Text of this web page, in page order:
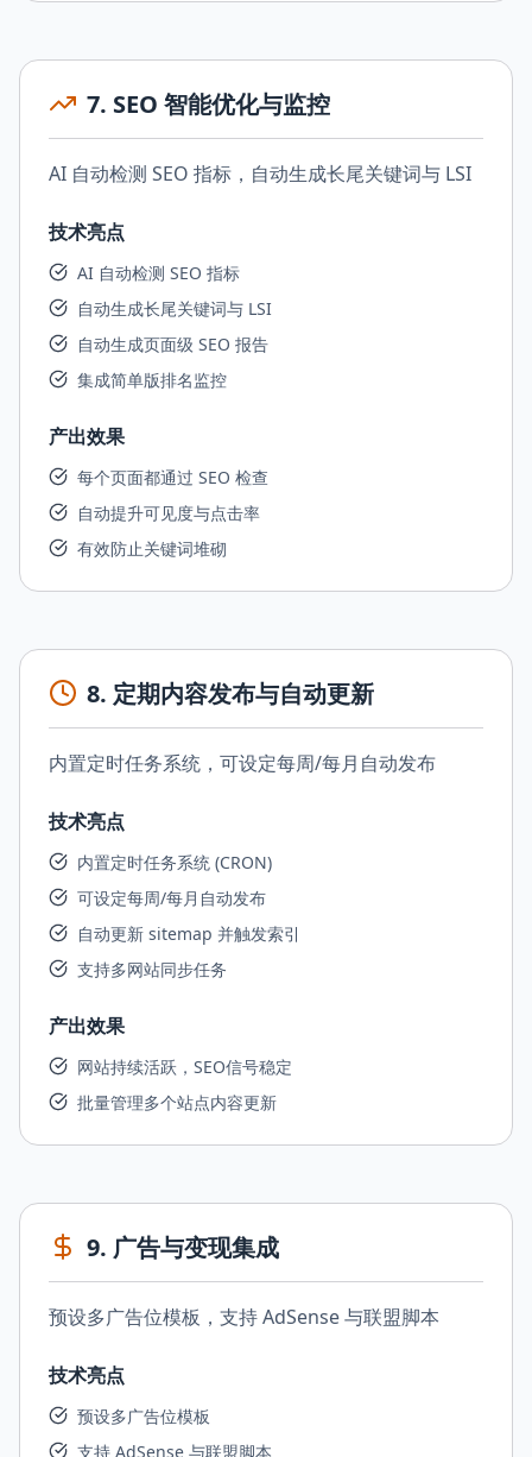
7. SEO 智能优化与监控
AI 自动检测 SEO 指标，自动生成长尾关键词与 LSI
技术亮点
AI 自动检测 SEO 指标
自动生成长尾关键词与 LSI
自动生成页面级 SEO 报告
集成简单版排名监控
产出效果
每个页面都通过 SEO 检查
自动提升可见度与点击率
有效防止关键词堆砌
8. 定期内容发布与自动更新
内置定时任务系统，可设定每周/每月自动发布
技术亮点
内置定时任务系统 (CRON)
可设定每周/每月自动发布
自动更新 sitemap 并触发索引
支持多网站同步任务
产出效果
网站持续活跃，SEO信号稳定
批量管理多个站点内容更新
9. 广告与变现集成
预设多广告位模板，支持 AdSense 与联盟脚本
技术亮点
预设多广告位模板
支持 AdSense 与联盟脚本